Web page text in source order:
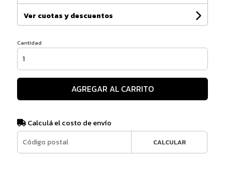
Ver cuotas y descuentos
Cantidad
AGREGAR AL CARRITO
Calculá el costo de envío
CALCULAR